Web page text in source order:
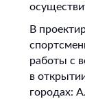
В
работы с
в
городах: